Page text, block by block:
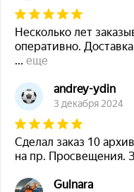
Несколько лет
оперативно.
... еще
andrey-ydin
3 декабря 2024
Сделал заказ 10
на пр. Просвещения.
Gulnara